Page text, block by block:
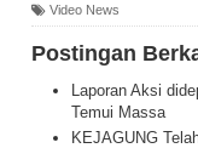
Video News
Postingan
Laporan Aksi
Temui Massa
KEJAGUNG